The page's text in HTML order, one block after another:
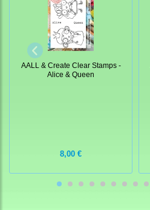
AALL & Create Clear Stamps -
Alice & Queen
8,00 €